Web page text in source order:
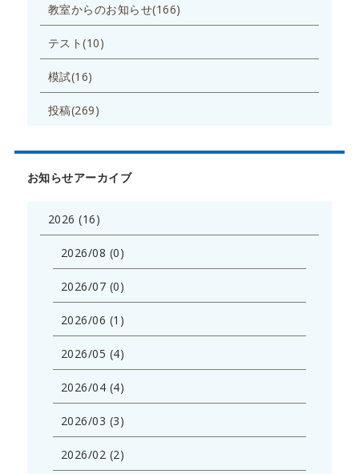
教室からのお知らせ(166)
テスト(10)
模試(16)
投稿(269)
お知らせアーカイブ
2026 (16)
2026/08 (0)
2026/07 (0)
2026/06 (1)
2026/05 (4)
2026/04 (4)
2026/03 (3)
2026/02 (2)